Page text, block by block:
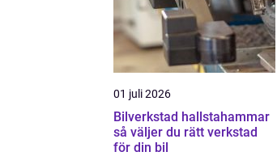
01 juli 2026
Bilverkstad hallstahammar
så väljer du rätt verkstad
för din bil